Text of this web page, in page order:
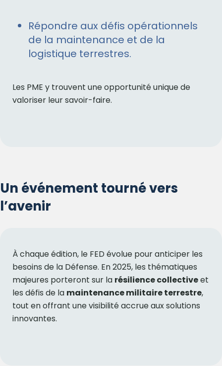
Répondre aux défis opérationnels
de la maintenance et de la
logistique terrestres.
Les PME y trouvent une opportunité unique de
valoriser leur savoir-faire.
Un événement tourné vers
l’avenir
À chaque édition, le FED évolue pour anticiper les
besoins de la Défense. En 2025, les thématiques
majeures porteront sur la résilience collectiveet
les défis de la maintenance militaire terrestre,
tout en offrant une visibilité accrue aux solutions
innovantes.